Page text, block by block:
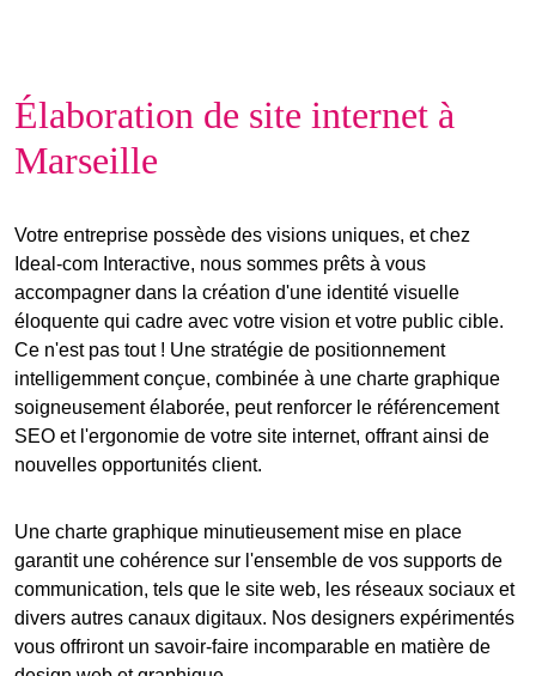
Élaboration de site internet à
Marseille
Votre entreprise possède des visions uniques, et chez
Ideal-com Interactive, nous sommes prêts à vous
accompagner dans la création d'une identité visuelle
éloquente qui cadre avec votre vision et votre public cible.
Ce n'est pas tout ! Une stratégie de positionnement
intelligemment conçue, combinée à une charte graphique
soigneusement élaborée, peut renforcer le référencement
SEO et l'ergonomie de votre site internet, offrant ainsi de
nouvelles opportunités client.
Une charte graphique minutieusement mise en place
garantit une cohérence sur l'ensemble de vos supports de
communication, tels que le site web, les réseaux sociaux et
divers autres canaux digitaux. Nos designers expérimentés
vous offriront un savoir-faire incomparable en matière de